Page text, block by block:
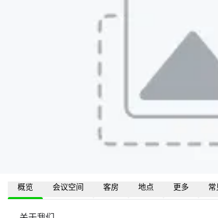
概览 会议空间 客房 地点 更多 常